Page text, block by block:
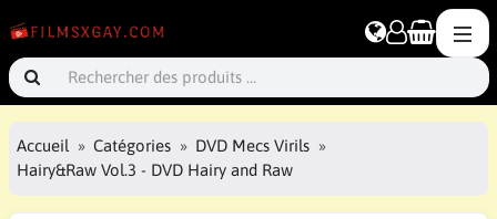
Accueil Catégories
DVD Mecs Virils
Hairy&Raw Vol.3 - DVD Hairy and Raw